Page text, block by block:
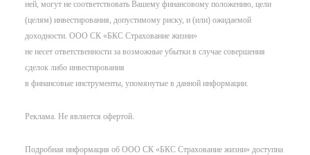
ней, могут не соответствовать Вашему финансовому положению, цели
(целям) инвестирования, допустимому риску, и (или) ожидаемой
доходности. ООО СК «БКС Страхование жизни»
не несет ответственности за возможные убытки в случае совершения
сделок либо инвестирования
в финансовые инструменты, упомянутые в данной информации.
Реклама. Не является офертой.
Подробная информация об ООО СК «БКС Страхование жизни» доступна